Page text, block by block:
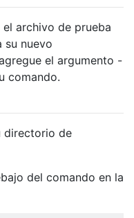
el archivo de prueba
su nuevo
el argumento -
comando.
directorio de
del comando en la